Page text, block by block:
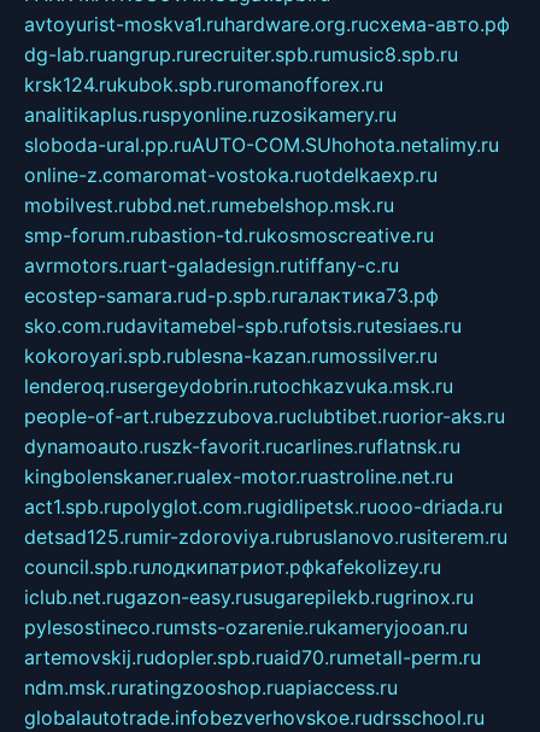
avtoyurist-moskva1.ruhardware.org.ruсхема-авто.рф
dg-lab.ruangrup.rurecruiter.spb.rumusic8.spb.ru
krsk124.rukubok.spb.ruromanofforex.ru
analitikaplus.ruspyonline.ruzosikamery.ru
sloboda-ural.pp.ruAUTO-COM.SUhohota.netalimy.ru
online-z.comaromat-vostoka.ruotdelkaexp.ru
mobilvest.rubbd.net.rumebelshop.msk.ru
smp-forum.rubastion-td.rukosmoscreative.ru
avrmotors.ruart-galadesign.rutiffany-c.ru
ecostep-samara.rud-p.spb.ruгалактика73.рф
sko.com.rudavitamebel-spb.rufotsis.rutesiaes.ru
kokoroyari.spb.rublesna-kazan.rumossilver.ru
lenderoq.rusergeydobrin.rutochkazvuka.msk.ru
people-of-art.rubezzubova.ruclubtibet.ruorior-aks.ru
dynamoauto.ruszk-favorit.rucarlines.ruflatnsk.ru
kingbolenskaner.rualex-motor.ruastroline.net.ru
act1.spb.rupolyglot.com.rugidlipetsk.ruooo-driada.ru
detsad125.rumir-zdoroviya.rubruslanovo.rusiterem.ru
council.spb.ruлодкипатриот.рфkafekolizey.ru
iclub.net.rugazon-easy.rusugarepilekb.rugrinox.ru
pylesostineco.rumsts-ozarenie.rukameryjooan.ru
artemovskij.rudopler.spb.ruaid70.rumetall-perm.ru
ndm.msk.ruratingzooshop.ruapiaccess.ru
globalautotrade.infobezverhovskoe.rudrsschool.ru